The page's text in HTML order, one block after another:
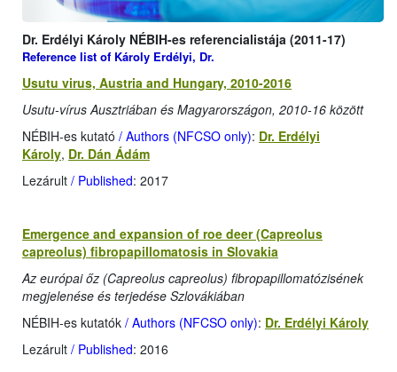
Dr. Erdélyi Károly NÉBIH-es referencialistája (2011-17)
Reference list of Károly Erdélyi, Dr.
Usutu virus, Austria and Hungary, 2010-2016
Usutu-vírus Ausztriában és Magyarországon, 2010-16 között
NÉBIH-es kutató / Authors (NFCSO only): Dr. Erdélyi
Károly, Dr. Dán Ádám
Lezárult / Published: 2017
Emergence and expansion of roe deer (Capreolus
capreolus) fibropapillomatosis in Slovakia
Az európai őz (Capreolus capreolus) fibropapillomatózisének
megjelenése és terjedése Szlovákiában
NÉBIH-es kutatók / Authors (NFCSO only): Dr. Erdélyi Károly
Lezárult / Published: 2016